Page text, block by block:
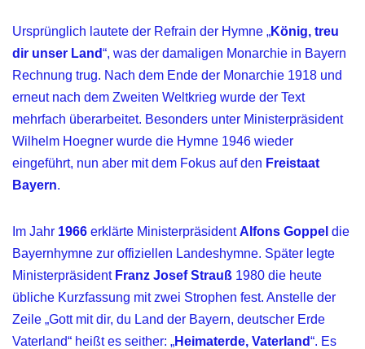
Ursprünglich lautete der Refrain der Hymne „König, treu
dir unser Land“, was der damaligen Monarchie in Bayern
Rechnung trug. Nach dem Ende der Monarchie 1918 und
erneut nach dem Zweiten Weltkrieg wurde der Text
mehrfach überarbeitet. Besonders unter Ministerpräsident
Wilhelm Hoegner wurde die Hymne 1946 wieder
eingeführt, nun aber mit dem Fokus auf den Freistaat
Bayern.
Im Jahr 1966 erklärte Ministerpräsident Alfons Goppel die
Bayernhymne zur offiziellen Landeshymne. Später legte
Ministerpräsident Franz Josef Strauß 1980 die heute
übliche Kurzfassung mit zwei Strophen fest. Anstelle der
Zeile „Gott mit dir, du Land der Bayern, deutscher Erde
Vaterland“ heißt es seither: „Heimaterde, Vaterland“. Es